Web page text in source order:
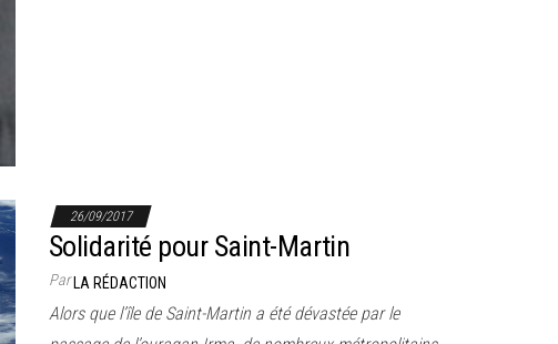
26/09/2017
Solidarité pour Saint-Martin
ParLA RÉDACTION
Alors que l’île de Saint-Martin a été dévastée par le